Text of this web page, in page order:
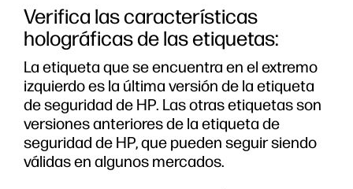
Verifica las características
holográficas de las etiquetas:
La etiqueta que se encuentra en el extremo
izquierdo es la última versión de la etiqueta
de seguridad de HP. Las otras etiquetas son
versiones anteriores de la etiqueta de
seguridad de HP, que pueden seguir siendo
válidas en algunos mercados.